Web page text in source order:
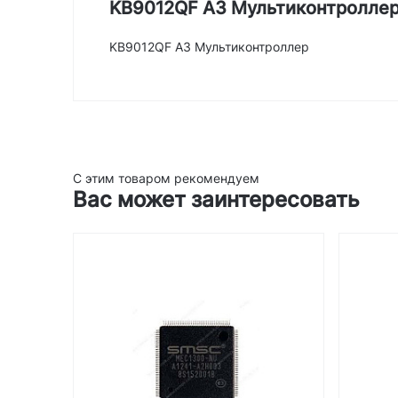
KB9012QF A3
KB9012QF A3 Мультиконтроллер
С этим товаром рекомендуем
Вас может заинтересовать